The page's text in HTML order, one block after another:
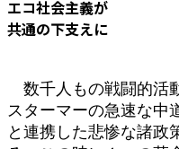
エコ社会主義が
共通の下支えに
数千人もの戦闘的活
スターマーの急速な中
と連携した悲惨な諸政